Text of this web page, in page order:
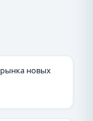
новых